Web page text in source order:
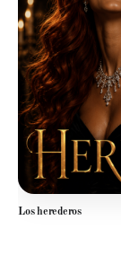
Los herederos